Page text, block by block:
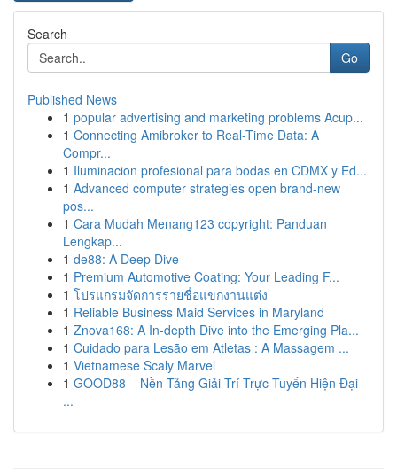
Search
Go
Published News
1 popular advertising and marketing problems Acup...
1 Connecting Amibroker to Real-Time Data: A
Compr...
1 Iluminacion profesional para bodas en CDMX y Ed...
1 Advanced computer strategies open brand-new
pos...
1 Cara Mudah Menang123 copyright: Panduan
Lengkap...
1 de88: A Deep Dive
1 Premium Automotive Coating: Your Leading F...
1 โปรแกรมจัดการรายชื่อแขกงานแต่ง
1 Reliable Business Maid Services in Maryland
1 Znova168: A In-depth Dive into the Emerging Pla...
1 Cuidado para Lesão em Atletas : A Massagem ...
1 Vietnamese Scaly Marvel
1 GOOD88 – Nền Tảng Giải Trí Trực Tuyến Hiện Đại
...